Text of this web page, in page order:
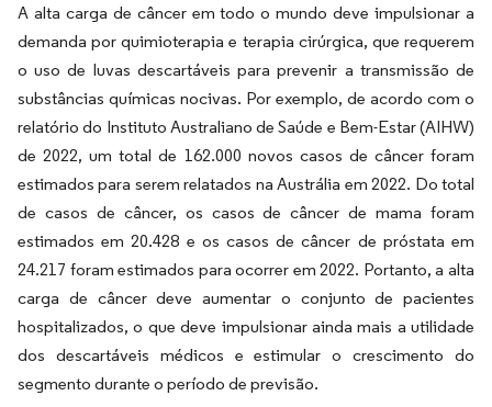
A alta carga de câncer em todo o mundo deve impulsionar a
demanda por quimioterapia e terapia cirúrgica, que requerem
o uso de luvas descartáveis para prevenir a transmissão de
substâncias químicas nocivas. Por exemplo, de acordo com o
relatório do Instituto Australiano de Saúde e Bem-Estar (AIHW)
de 2022, um total de 162.000 novos casos de câncer foram
estimados para serem relatados na Austrália em 2022. Do total
de casos de câncer, os casos de câncer de mama foram
estimados em 20.428 e os casos de câncer de próstata em
24.217 foram estimados para ocorrer em 2022. Portanto, a alta
carga de câncer deve aumentar o conjunto de pacientes
hospitalizados, o que deve impulsionar ainda mais a utilidade
dos descartáveis médicos e estimular o crescimento do
segmento durante o período de previsão.